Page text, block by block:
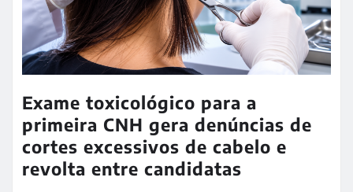
Exame toxicológico para a
primeira CNH gera denúncias de
cortes excessivos de cabelo e
revolta entre candidatas